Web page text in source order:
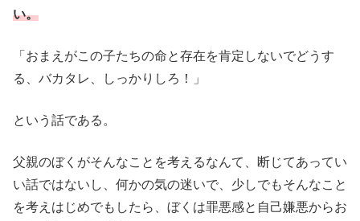
い。
「おまえがこの子たちの命と存在を肯定しないでどうす
る、バカタレ、しっかりしろ！」
という話である。
父親のぼくがそんなことを考えるなんて、断じてあってい
い話ではないし、何かの気の迷いで、少しでもそんなこと
を考えはじめでもしたら、ぼくは罪悪感と自己嫌悪からお